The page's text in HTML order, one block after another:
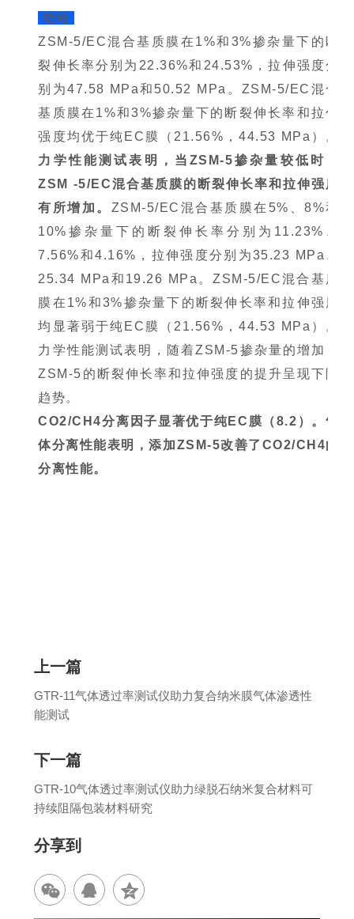
结论
ZSM-5/EC混合基质膜在1%和3%掺杂量下的断
裂伸长率分别为22.36%和24.53%，拉伸强度分
别为47.58 MPa和50.52 MPa。ZSM-5/EC混合
基质膜在1%和3%掺杂量下的断裂伸长率和拉伸
强度均优于纯EC膜（21.56%，44.53 MPa）。
力学性能测试表明，当ZSM-5掺杂量较低时，
ZSM -5/EC混合基质膜的断裂伸长率和拉伸强度
有所增加。 ZSM-5/EC混合基质膜在5%、8%和
10%掺杂量下的断裂伸长率分别为11.23%、
7.56%和4.16%，拉伸强度分别为35.23 MPa、
25.34 MPa和19.26 MPa。ZSM-5/EC混合基质
膜在1%和3%掺杂量下的断裂伸长率和拉伸强度
均显著弱于纯EC膜（21.56%，44.53 MPa）。
力学性能测试表明，随着ZSM-5掺杂量的增加，
ZSM-5的断裂伸长率和拉伸强度的提升呈现下降
趋势。
CO2/CH4分离因子显著优于纯EC膜（8.2）。气
体分离性能表明，添加ZSM-5改善了CO2/CH4的
分离性能。
上一篇
GTR-11气体透过率测试仪助力复合纳米膜气体渗透性
能测试
下一篇
GTR-10气体透过率测试仪助力绿脱石纳米复合材料可
持续阻隔包装材料研究
分享到